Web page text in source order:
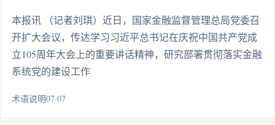
本报讯 （记者刘琪）近日，国家金融监督管理总局党委召
开扩大会议，传达学习习近平总书记在庆祝中国共产党成
立105周年大会上的重要讲话精神，研究部署贯彻落实金融
系统党的建设工作
术语说明07·07